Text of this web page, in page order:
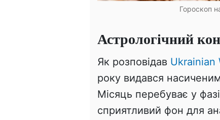
Гороскоп
Астрологічний
Як розповідав Ukrainian
року видався
Місяць перебуває у
сприятливий фон для